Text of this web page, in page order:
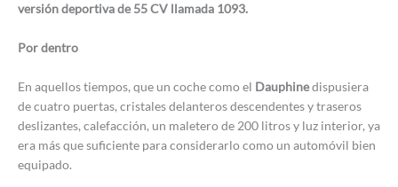
versión deportiva de 55 CV llamada 1093.
Por dentro
En aquellos tiempos, que un coche como el Dauphinedispusiera
de cuatro puertas, cristales delanteros descendentes y traseros
deslizantes, calefacción, un maletero de 200 litros y luz interior, ya
era más que suficiente para considerarlo como un automóvil bien
equipado.